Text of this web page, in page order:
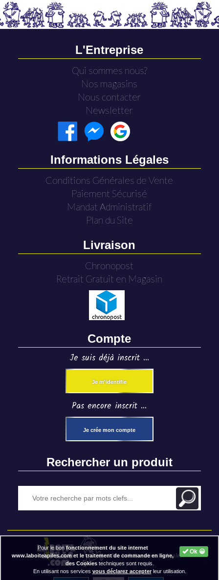
L'Entreprise
Qui sommes nous?
Nos magasins
Nous contacter
Newsletter
Informations Légales
Conditions Générales de Vente
Paiement Sécurisé
Mandat Administratif
Plan du Site
Livraison
Chronopost
Retrait Gratuit en Magasin
Compte
Je suis déjà inscrit ...
Je m'identifie
Pas encore inscrit ...
Je crée mon compte
Rechercher un produit
2020 BAP ⓒ - Mentions légales
Ok 😀
Pour le bonfonctionnement du site internet
www.laboiteapiles.com et le traitement de commande en ligne,
des Cookiestechniques sont requis.
En utilisant nos services vous déclarez accepterleur utilisation.